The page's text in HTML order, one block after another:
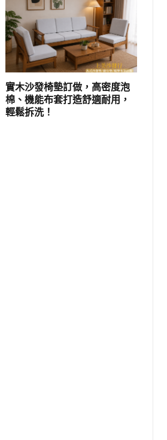
實木沙發椅墊訂做，高密度泡
棉、機能布套打造舒適耐用，
輕鬆拆洗！